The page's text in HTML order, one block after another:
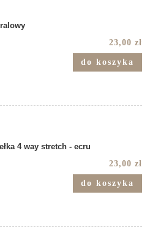
23,00 zł
do koszyka
4 way stretch - ecru
23,00 zł
do koszyka